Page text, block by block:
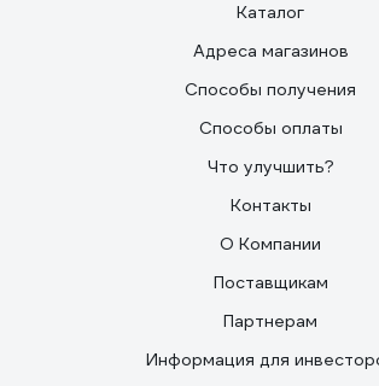
Каталог
Адреса магазинов
Способы получения
Способы оплаты
Что улучшить?
Контакты
О Компании
Поставщикам
Партнерам
Информация для